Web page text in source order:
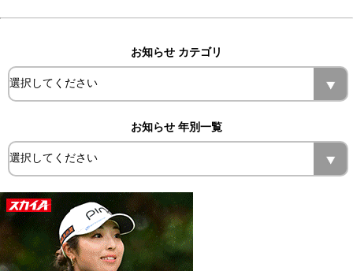
お知らせ カテゴリ
お知らせ 年別一覧